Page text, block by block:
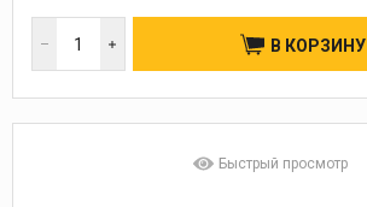
В КОРЗИНУ
Быстрый просмотр